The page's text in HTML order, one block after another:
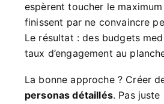
espèrent toucher le
finissent par ne convaincre
Le résultat : des budgets
taux d’engagement au
La bonne approche ? Créer
personas détaillés. Pas